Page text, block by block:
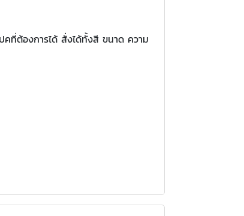
คที่ต้องการได้ สั่งได้ทั้งสี ขนาด ความ